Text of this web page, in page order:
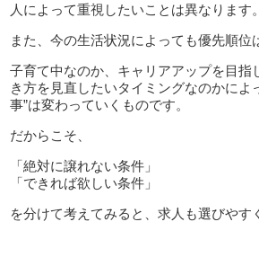
人によって重視したいことは異なります。
また、今の生活状況によっても優先順位
子育て中なのか、キャリアアップを目指
き方を見直したいタイミングなのかによ
事”は変わっていくものです。
だからこそ、
「絶対に譲れない条件」
「できれば欲しい条件」
を分けて考えてみると、求人も選びやす